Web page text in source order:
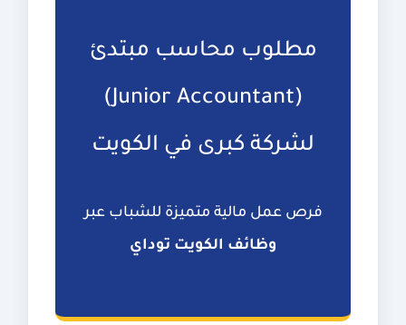
مطلوب محاسب مبتدئ
(Junior Accountant)
لشركة كبرى في الكويت
فرص عمل مالية متميزة للشباب عبر
وظائف الكويت توداي